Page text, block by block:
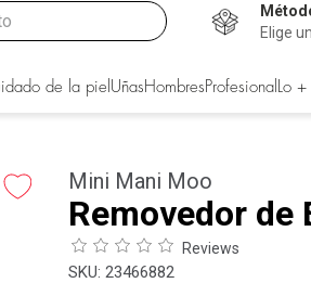
Elige
de la piel Uñas Hombres Profesional Lo
Mini Mani Moo
Removedor de
Reviews
: 23466882